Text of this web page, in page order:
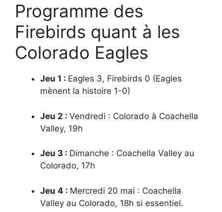
Programme des
Firebirds quant à les
Colorado Eagles
Jeu 1 : Eagles 3, Firebirds 0 (Eagles
mènent la histoire 1-0)
Jeu 2 : Vendredi : Colorado à Coachella
Valley, 19h
Jeu 3 : Dimanche : Coachella Valley au
Colorado, 17h
Jeu 4 : Mercredi 20 mai : Coachella
Valley au Colorado, 18h si essentiel.